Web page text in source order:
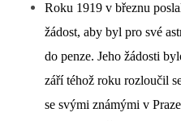
Roku 1919 v březnu
žádost, aby byl pro své
do penze. Jeho žádosti
září téhož roku rozloučil
se svými známými v